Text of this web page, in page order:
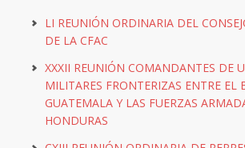
LI REUNIÓN ORDINARIA DEL
DE LA CFAC
XXXII REUNIÓN COMANDANTES DE
MILITARES FRONTERIZAS ENTRE EL
GUATEMALA Y LAS FUERZAS
HONDURAS